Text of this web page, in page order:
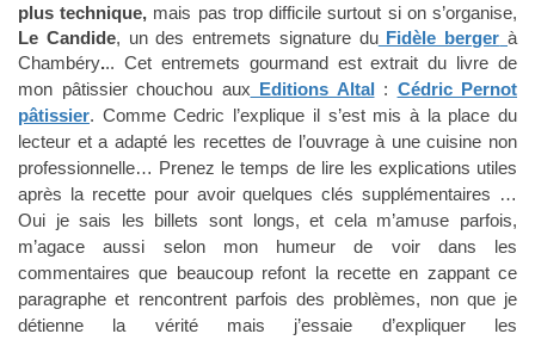
plus technique, mais pas trop difficile surtout si on s’organise,
Le Candide, un des entremets signature duFidèle berger à
Chambéry... Cet entremets gourmand est extrait du livre de
mon pâtissier chouchou aux Editions Altal : Cédric Pernot
pâtissier. Comme Cedric l’explique il s’est mis à la place du
lecteur et a adapté les recettes de l’ouvrage à unecuisine non
professionnelle… Prenez letemps de lire les explications utiles
après la recette pour avoir quelques clés supplémentaires …
Oui je sais les billets sont longs, et cela m’amuse parfois,
m’agace aussi selon mon humeur de voir dans les
commentaires que beaucoup refont la recette en zappant ce
paragraphe et rencontrent parfois des problèmes, nonque je
détienne la vérité mais j’essaie d’expliquer les